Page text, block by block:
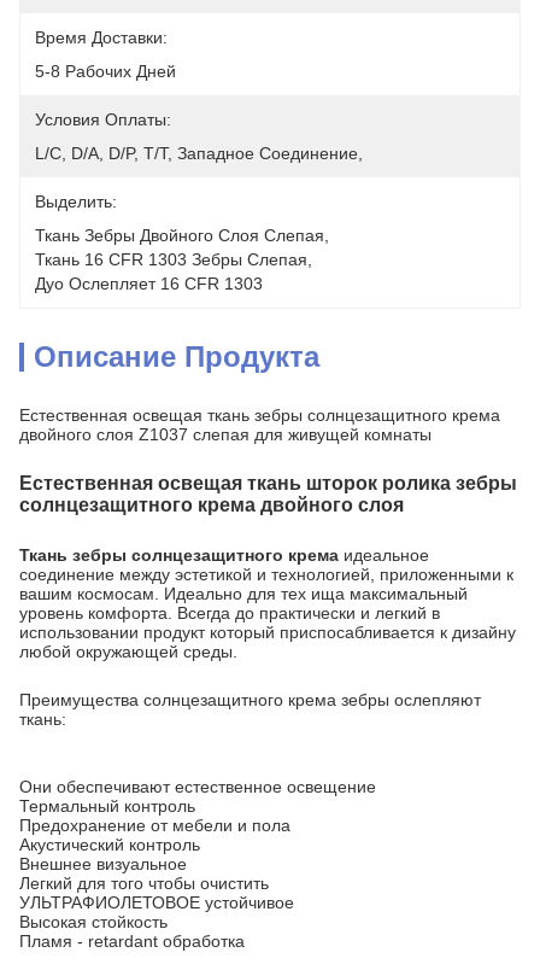
Время Доставки:
5-8 Рабочих Дней
Условия Оплаты:
L/C, D/A, D/P, T/T, Западное Соединение,
Выделить:
Ткань Зебры Двойного Слоя Слепая
Ткань 16 CFR 1303 Зебры Слепая
Дуо Ослепляет 16 CFR 1303
Описание Продукта
Естественная освещая ткань зебры солнцезащитного крема
двойного слоя Z1037 слепая для живущей комнаты
Естественная освещая ткань шторок ролика зебры
солнцезащитного крема двойного слоя
Ткань зебры солнцезащитного крема идеальное
соединение между эстетикой и технологией, приложенными к
вашим космосам. Идеально для тех ища максимальный
уровень комфорта. Всегда до практически и легкий в
использовании продукт который приспосабливается к дизайну
любой окружающей среды.
Преимущества солнцезащитного крема зебры ослепляют
ткань:
Они обеспечивают естественное освещение
Термальный контроль
Предохранение от мебели и пола
Акустический контроль
Внешнее визуальное
Легкий для того чтобы очистить
УЛЬТРАФИОЛЕТОВОЕ устойчивое
Высокая стойкость
Пламя - retardant обработка